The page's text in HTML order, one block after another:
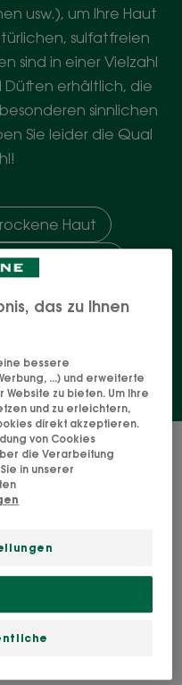
usw.), um Ihre Haut
sulfatfreien
sind in einer Vielzahl
erhältlich, die
sinnlichen
Sie leider die Qual
Haut
Haut
& pflegend
Körper- und
das zu Ihnen
bessere
...) und erweiterte
zu bieten. Um Ihre
und zu erleichtern,
direkt akzeptieren.
von Cookies
die Verarbeitung
in unserer